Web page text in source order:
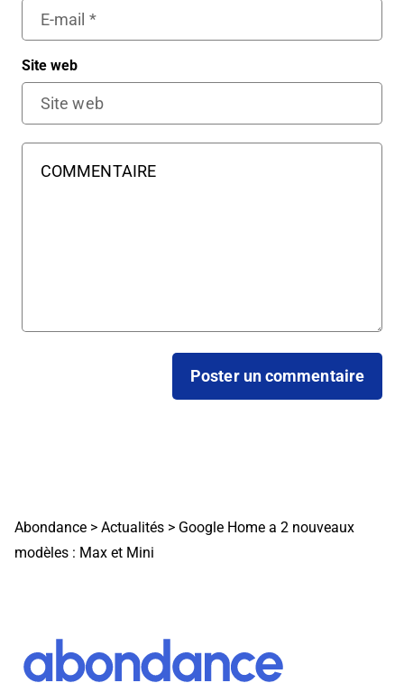
Site web
Abondance > Actualités > Google Home a 2 nouveaux
modèles : Max et Mini